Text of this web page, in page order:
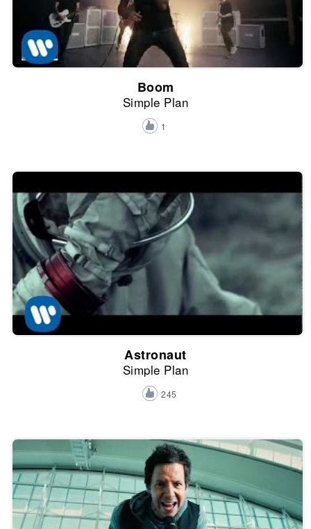
Boom
Simple Plan
1
Astronaut
Simple Plan
245